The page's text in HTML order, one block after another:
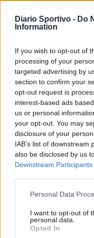
Diario Sportivo - Do
Information
If you wish to opt-out of
processing of your
targeted advertising by
section to confirm your
opt-out request is
interest-based ads
us or personal
your opt-out. You may
disclosure of your
IAB’s list of
also be disclosed by us
Downstream Participants
Personal Data
I want to opt-out of
personal data.
Opted In
16 Elia Alberti
17 Alessio Baire
18 Alessandro Fenu
19 Claudio Fiori
20 Fabrizio Frau